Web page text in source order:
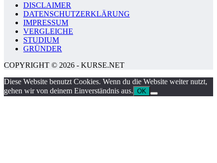
DISCLAIMER
DATENSCHUTZERKLÄRUNG
IMPRESSUM
VERGLEICHE
STUDIUM
GRÜNDER
COPYRIGHT © 2026 - KURSE.NET
Diese Website benutzt Cookies. Wenn du die Website weiter nutzt,
gehen wir von deinem Einverständnis aus. OK